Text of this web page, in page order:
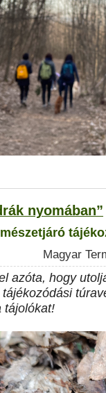
nyomában”
Magyar
azóta, hogy
tájolókat!